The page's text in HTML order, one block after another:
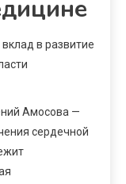
в развитие
Амосова —
сердечной